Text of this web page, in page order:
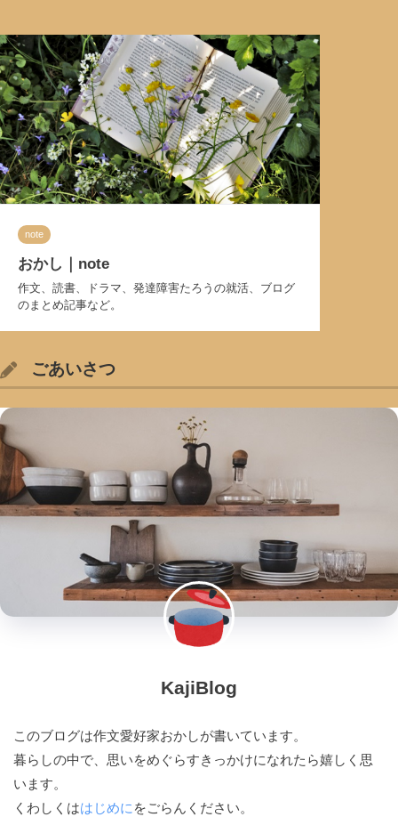
note
おかし｜note
作文、読書、ドラマ、発達障害たろうの就活、ブログ
のまとめ記事など。
ごあいさつ
KajiBlog
このブログは作文愛好家おかしが書いています。
暮らしの中で、思いをめぐらすきっかけになれたら嬉しく思
います。
くわしくははじめに をごらんください。